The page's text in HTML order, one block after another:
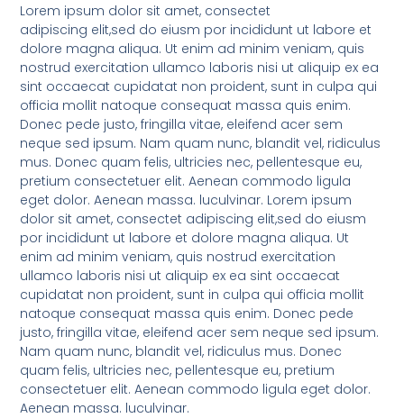
Lorem ipsum dolor sit amet, consectet
adipiscing elit,sed do eiusm por incididunt ut labore et
dolore magna aliqua. Ut enim ad minim veniam, quis
nostrud exercitation ullamco laboris nisi ut aliquip ex ea
sint occaecat cupidatat non proident, sunt in culpa qui
officia mollit natoque consequat massa quis enim.
Donec pede justo, fringilla vitae, eleifend acer sem
neque sed ipsum. Nam quam nunc, blandit vel, ridiculus
mus. Donec quam felis, ultricies nec, pellentesque eu,
pretium consectetuer elit. Aenean commodo ligula
eget dolor. Aenean massa. luculvinar. Lorem ipsum
dolor sit amet, consectet adipiscing elit,sed do eiusm
por incididunt ut labore et dolore magna aliqua. Ut
enim ad minim veniam, quis nostrud exercitation
ullamco laboris nisi ut aliquip ex ea sint occaecat
cupidatat non proident, sunt in culpa qui officia mollit
natoque consequat massa quis enim. Donec pede
justo, fringilla vitae, eleifend acer sem neque sed ipsum.
Nam quam nunc, blandit vel, ridiculus mus. Donec
quam felis, ultricies nec, pellentesque eu, pretium
consectetuer elit. Aenean commodo ligula eget dolor.
Aenean massa. luculvinar.